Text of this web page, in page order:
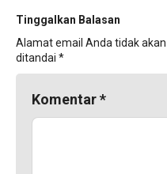
Tinggalkan Balasan
Alamat email Anda tidak akan
ditandai *
Komentar*